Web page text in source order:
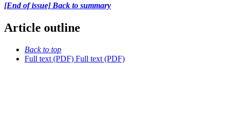
[End of issue] Back to summary
Article outline
Back to top
Full text (PDF) Full text (PDF)